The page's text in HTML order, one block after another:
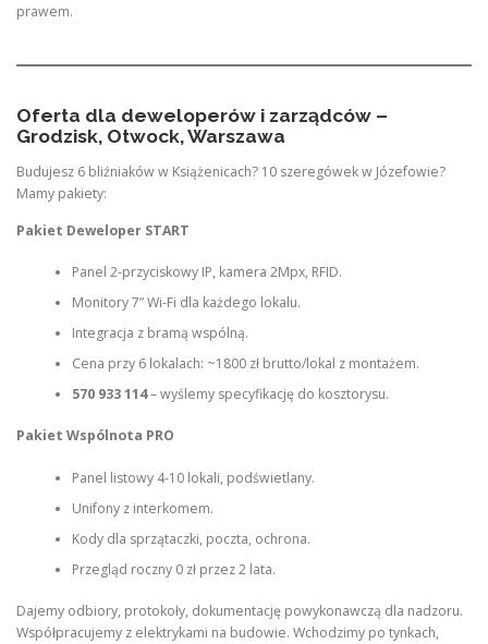
prawem.
Oferta dla deweloperów i zarządców –
Grodzisk, Otwock, Warszawa
Budujesz 6 bliźniaków w Książenicach? 10 szeregówek w Józefowie?
Mamy pakiety:
Pakiet Deweloper START
Panel 2-przyciskowy IP, kamera 2Mpx, RFID.
Monitory 7” Wi-Fi dla każdego lokalu.
Integracja z bramą wspólną.
Cena przy 6 lokalach: ~1800 zł brutto/lokal z montażem.
570 933 114– wyślemy specyfikację do kosztorysu.
Pakiet Wspólnota PRO
Panel listowy 4-10 lokali, podświetlany.
Unifony z interkomem.
Kody dla sprzątaczki, poczta, ochrona.
Przegląd roczny 0 zł przez 2 lata.
Dajemy odbiory, protokoły, dokumentację powykonawczą dla nadzoru.
Współpracujemy z elektrykami na budowie. Wchodzimy po tynkach,